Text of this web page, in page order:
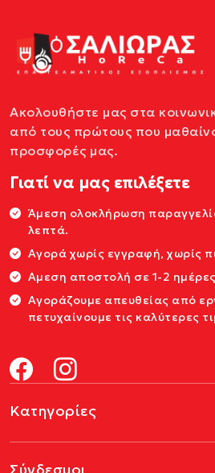
Ακολουθήστε μας στα
από τους πρώτους που
προσφορές μας.
Γιατί να μας επιλέξετε
Άμεση ολοκλήρωση
λεπτά.
Αγορά χωρίς εγγραφή, χωρίς
Αμεση αποστολή σε 1-2
Αγοράζουμε απευθείας από
πετυχαίνουμε τις καλύτερες
Κατηγορίες